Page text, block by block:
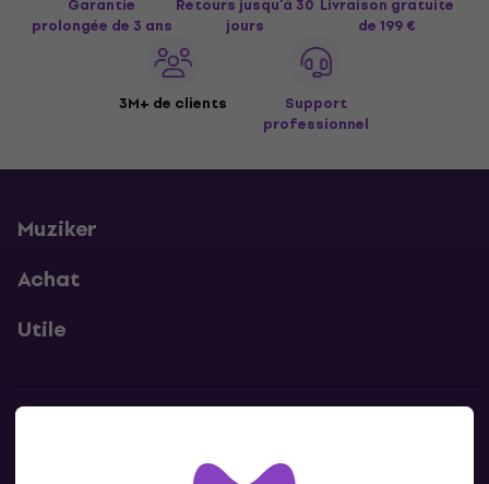
Garantie
prolongée de 3 ans
Retours jusqu’à 30
jours
Livraison gratuite
de 199 €
3M+ de clients
Support
professionnel
Muziker
Achat
Utile